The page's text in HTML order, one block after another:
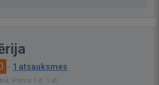
· 1 atsauksmes
Pirms 1 d. 1 st.